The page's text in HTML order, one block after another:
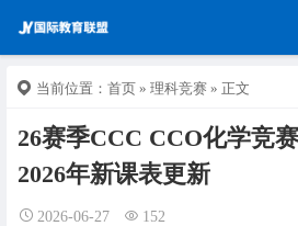
当前位置： 首页 » 理科竞赛 » 正文
26赛季CCC CCO化学竞
2026年新课表更新
2026-06-27 152